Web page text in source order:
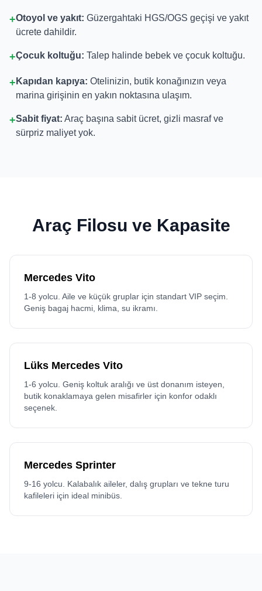
+Otoyol ve yakıt: Güzergahtaki HGS/OGS geçişi ve yakıt
ücrete dahildir.
+Çocuk koltuğu: Talep halinde bebek ve çocuk koltuğu.
+ Kapıdan kapıya: Otelinizin, butik konağınızın veya
marina girişinin en yakın noktasına ulaşım.
+Sabit fiyat: Araç başına sabit ücret, gizli masraf ve
sürpriz maliyet yok.
Araç Filosu ve Kapasite
Mercedes Vito
1-8 yolcu. Aile ve küçük gruplar için standart VIP seçim.
Geniş bagaj hacmi, klima, su ikramı.
Lüks Mercedes Vito
1-6 yolcu. Geniş koltuk aralığı ve üst donanım isteyen,
butik konaklamaya gelen misafirler için konfor odaklı
seçenek.
Mercedes Sprinter
9-16 yolcu. Kalabalık aileler, dalış grupları ve tekne turu
kafileleri için ideal minibüs.